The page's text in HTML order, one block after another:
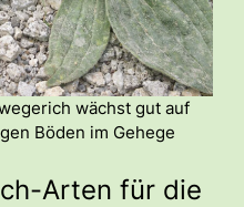
wächst gut auf
Böden im Gehege
Arten für die